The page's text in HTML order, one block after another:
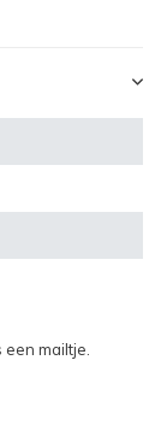
mailtje.